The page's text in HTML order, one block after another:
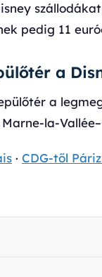
pedig 11
a
a
la-
· CDG-től